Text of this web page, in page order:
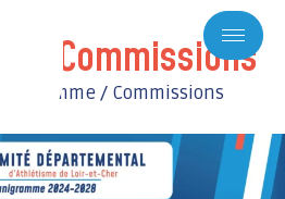
/ Commissions
/ Commissions